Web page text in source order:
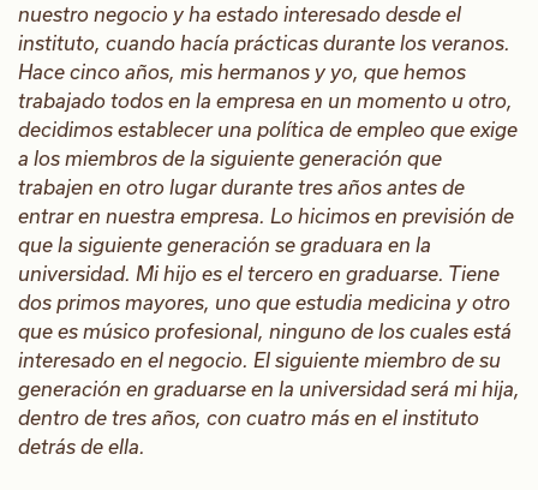
nuestro negocio y ha estado interesado desde el
instituto, cuando hacía prácticas durante los veranos.
Hace cinco años, mis hermanos y yo, que hemos
trabajado todos en la empresa en un momento u otro,
decidimos establecer una política de empleo que exige
a los miembros de la siguiente generación que
trabajen en otro lugar durante tres años antes de
entrar en nuestra empresa. Lo hicimos en previsión de
que la siguiente generación se graduara en la
universidad. Mi hijo es el tercero en graduarse. Tiene
dos primos mayores, uno que estudia medicina y otro
que es músico profesional, ninguno de los cuales está
interesado en el negocio. El siguiente miembro de su
generación en graduarse en la universidad será mi hija,
dentro de tres años, con cuatro más en el instituto
detrás de ella.